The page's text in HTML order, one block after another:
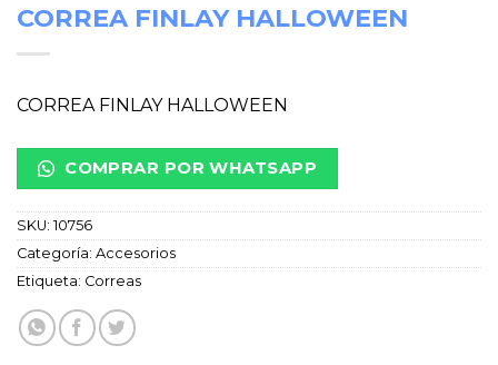
CORREA FINLAY HALLOWEEN
CORREA FINLAY HALLOWEEN
COMPRAR POR WHATSAPP
SKU: 10756
Categoría: Accesorios
Etiqueta: Correas